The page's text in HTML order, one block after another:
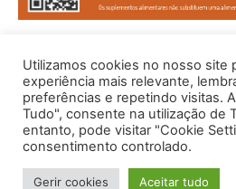
Utilizamos cookies no nosso site
experiência mais relevante,
preferências e repetindo visitas.
Tudo", consente na utilização de
entanto, pode visitar "Cookie
consentimento controlado.
Gerir cookies Aceitar tudo